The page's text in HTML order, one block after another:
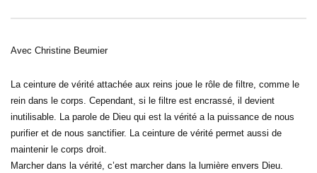
femmes – Annabelle & cie
Avec Christine Beumier
La ceinture de vérité attachée aux reins joue le rôle de filtre, comme le
rein dans le corps. Cependant, si le filtre est encrassé, il devient
inutilisable. La parole de Dieu qui est la vérité a la puissance de nous
purifier et de nous sanctifier. La ceinture de vérité permet aussi de
maintenir le corps droit.
Marcher dans la vérité, c’est marcher dans la lumière envers Dieu.